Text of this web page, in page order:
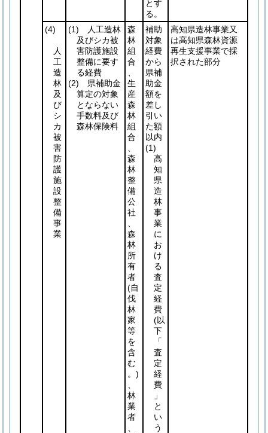
とす
る。
(4)
人
工
造
林
及
び
シ
カ
被
害
防
護
施
設
整
備
事
業
(1) 人工造林
及びシカ被
害防護施設
整備に要す
る経費
(2) 県補助金
算定の対象
とならない
手数料及び
森林保険料
森
林
組
合
生
産
森
林
組
合
森
林
整
備
公
社
森
林
所
有
者
(自
伐
林
家
等
を
含
む
。)
林
業
者
補助
対象
経費
から
県補
助金
額を
差し
引い
た額
以内
(1)
高
知
県
造
林
事
業
に
お
け
る
査
定
経
費
(以
下
「
査
定
経
費
」
と
い
う
高知県造林事業又
は高知県森林資源
再生支援事業で採
択された部分